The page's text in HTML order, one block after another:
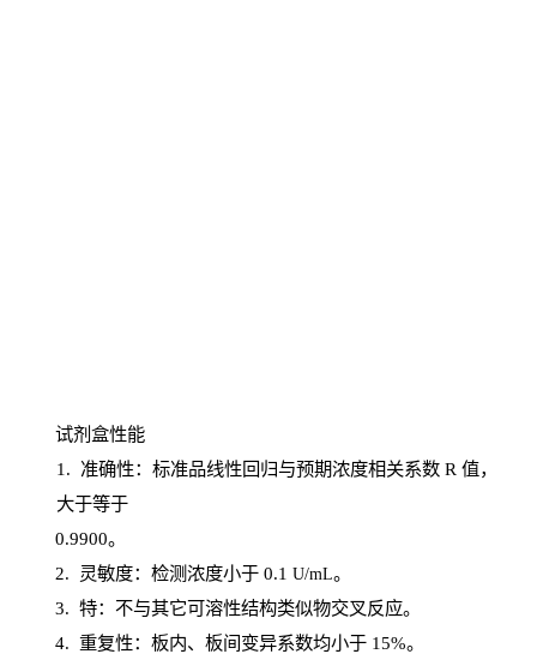
试剂盒性能
1 . 准确性：标准品线性回归与预期浓度相关系数 R 值，
大于等于
0.9900。
2. 灵敏度：检测浓度小于0.1 U/mL。
3. 特：不与其它可溶性结构类似物交叉反应。
4. 重复性：板内、板间变异系数均小于15%。